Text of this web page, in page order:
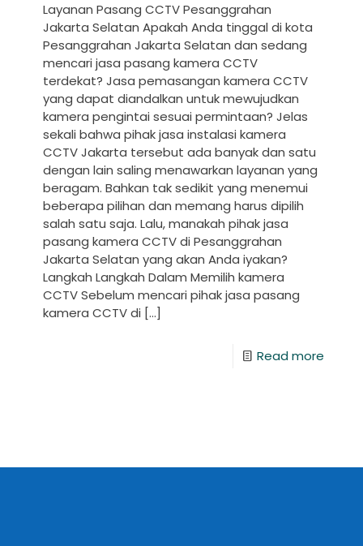
Layanan Pasang CCTV Pesanggrahan
Jakarta Selatan Apakah Anda tinggal di kota
Pesanggrahan Jakarta Selatan dan sedang
mencari jasa pasang kamera CCTV
terdekat? Jasa pemasangan kamera CCTV
yang dapat diandalkan untuk mewujudkan
kamera pengintai sesuai permintaan? Jelas
sekali bahwa pihak jasa instalasi kamera
CCTV Jakarta tersebut ada banyak dan satu
dengan lain saling menawarkan layanan yang
beragam. Bahkan tak sedikit yang menemui
beberapa pilihan dan memang harus dipilih
salah satu saja. Lalu, manakah pihak jasa
pasang kamera CCTV di Pesanggrahan
Jakarta Selatan yang akan Anda iyakan?
Langkah Langkah Dalam Memilih kamera
CCTV Sebelum mencari pihak jasa pasang
kamera CCTV di […]
Read more